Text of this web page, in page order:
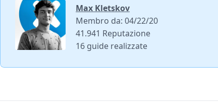
Max Kletskov
Membro da: 04/22/20
41.941 Reputazione
16 guide realizzate